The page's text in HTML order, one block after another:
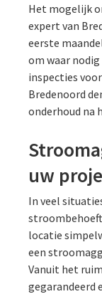
Het mogelijk
expert van
eerste
om waar
inspecties
Bredenoord
onderhoud na
uw
In veel
locatie
een
Vanuit het
gegarandeerd